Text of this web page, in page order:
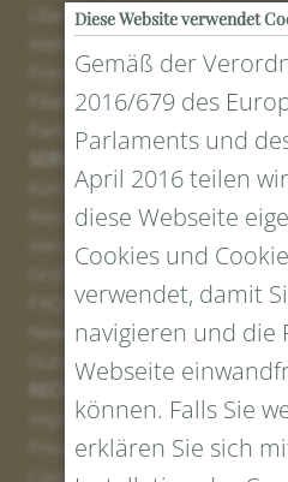
Über uns
Atelier
Presse
Filialen
Partner
SERVICE
Kontakt
Retourenportal
Versand
Newsletter Anmelden
Gutschein erstellen
RECHTLICHES UND
Impressum
Privacy Policy
Cookies
Diese Website verwendet
Gemäß der
2016/679 des
Parlaments und
April 2016 teilen
diese Webseite
Cookies und
verwendet, damit
navigieren und die
Webseite
können. Falls Sie
erklären Sie sich